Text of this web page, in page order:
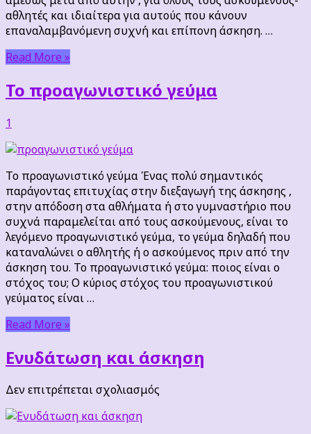
αθλητές και ιδιαίτερα για αυτούς που κάνουν
επαναλαμβανόμενη συχνή και επίπονη άσκηση. …
Read More »
Το προαγωνιστικό γεύμα
1
Το προαγωνιστικό γεύμα Ένας πολύ σημαντικός
παράγοντας επιτυχίας στην διεξαγωγή της άσκησης ,
στην απόδοση στα αθλήματα ή στο γυμναστήριο που
συχνά παραμελείται από τους ασκούμενους, είναι το
λεγόμενο προαγωνιστικό γεύμα, το γεύμα δηλαδή που
καταναλώνει ο αθλητής ή ο ασκούμενος πριν από την
άσκηση του. Το προαγωνιστικό γεύμα: ποιος είναι ο
στόχος του; Ο κύριος στόχος του προαγωνιστικού
γεύματος είναι …
Read More »
Ενυδάτωση και άσκηση
Δεν επιτρέπεται σχολιασμός